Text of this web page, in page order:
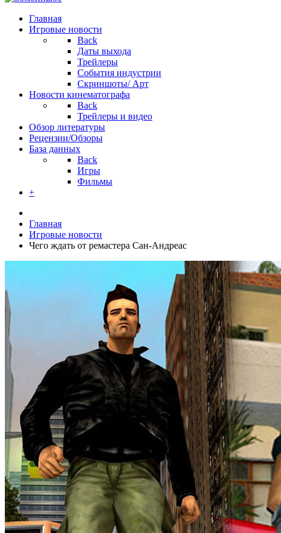
Главная
Игровые новости
Back
Даты выхода
Трейлеры
События индустрии
Скриншоты/ Арт
Новости кинематографа
Back
Трейлеры и видео
Обзор литературы
Рецензии/Обзоры
База данных
Back
Игры
Фильмы
+
Главная
Игровые новости
Чего ждать от ремастера Сан-Андреас